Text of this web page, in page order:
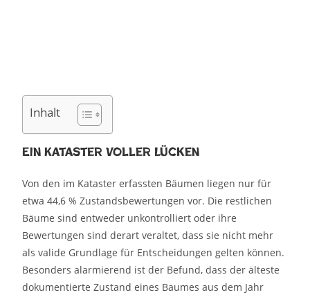
Inhalt
Ein Kataster voller Lücken
Von den im Kataster erfassten Bäumen liegen nur für
etwa 44,6 % Zustandsbewertungen vor. Die restlichen
Bäume sind entweder unkontrolliert oder ihre
Bewertungen sind derart veraltet, dass sie nicht mehr
als valide Grundlage für Entscheidungen gelten können.
Besonders alarmierend ist der Befund, dass der älteste
dokumentierte Zustand eines Baumes aus dem Jahr